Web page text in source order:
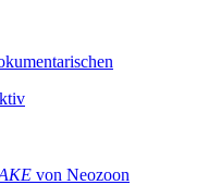
von Neozoon